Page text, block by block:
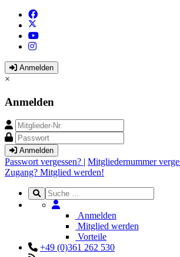
Anmelden
×
Anmelden
Anmelden
Passwort vergessen? | Mitgliedernummer
Zugang? Mitglied werden!
Anmelden
Mitglied werden
Vorteile
+49 (0)361 262 530